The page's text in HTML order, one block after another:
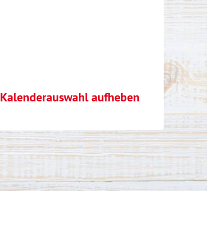
Kalenderauswahl aufheben